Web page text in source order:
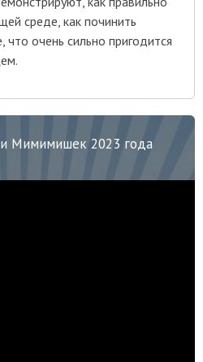
среде, как починить
что очень сильно пригодится
Мимимишек 2023 года